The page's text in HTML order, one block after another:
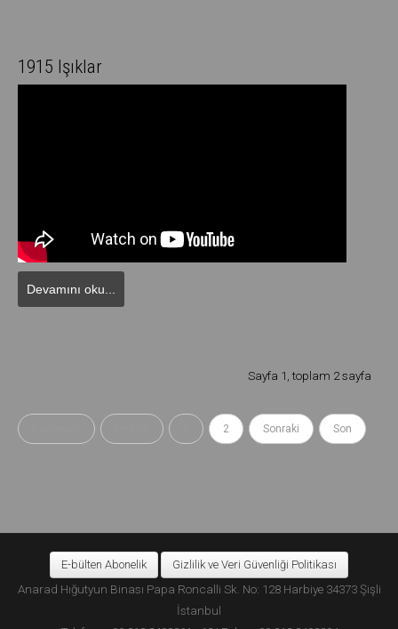
1915 Işıklar
Devamını oku...
Sayfa 1, toplam 2 sayfa
2 Sonraki Son
E-bülten Abonelik Gizlilik ve Veri Güvenliği Politikası
Anarad Hığutyun Binası Papa Roncalli Sk. No: 128 Harbiye 34373 Şişli
İstanbul